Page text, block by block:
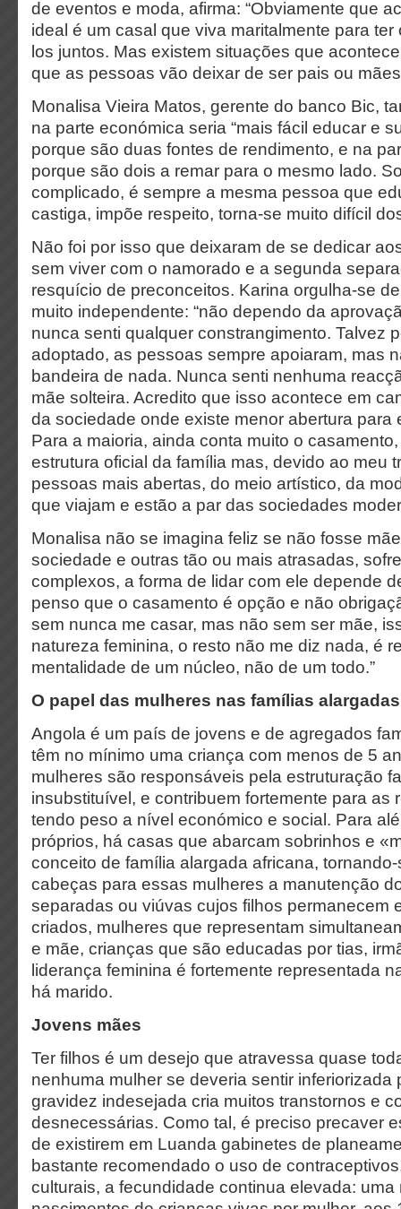
de eventos e moda, afirma: “Obviamente que
ideal é um casal que viva maritalmente para ter
los juntos. Mas existem situações que
que as pessoas vão deixar de ser pais ou
Monalisa Vieira Matos, gerente do banco Bic,
na parte económica seria “mais fácil educar e
porque são duas fontes de rendimento, e na
porque são dois a remar para o mesmo lado.
complicado, é sempre a mesma pessoa que
castiga, impõe respeito, torna-se muito difícil
Não foi por isso que deixaram de se dedicar
sem viver com o namorado e a segunda
resquício de preconceitos. Karina orgulha-se
muito independente: “não dependo da
nunca senti qualquer constrangimento. Talvez
adoptado, as pessoas sempre apoiaram, mas
bandeira de nada. Nunca senti nenhuma
mãe solteira. Acredito que isso acontece em
da sociedade onde existe menor abertura para
Para a maioria, ainda conta muito o
estrutura oficial da família mas, devido ao meu
pessoas mais abertas, do meio artístico, da
que viajam e estão a par das sociedades
Monalisa não se imagina feliz se não fosse
sociedade e outras tão ou mais atrasadas,
complexos, a forma de lidar com ele depende
penso que o casamento é opção e não
sem nunca me casar, mas não sem ser mãe,
natureza feminina, o resto não me diz nada, é
mentalidade de um núcleo, não de um todo.”
O papel das mulheres nas famílias alargadas
Angola é um país de jovens e de agregados
têm no mínimo uma criança com menos de 5
mulheres são responsáveis pela estruturação
insubstituível, e contribuem fortemente para as
tendo peso a nível económico e social. Para
próprios, há casas que abarcam sobrinhos e
conceito de família alargada africana,
cabeças para essas mulheres a manutenção
separadas ou viúvas cujos filhos permanecem
criados, mulheres que representam
e mãe, crianças que são educadas por tias,
liderança feminina é fortemente representada
há marido.
Jovens mães
Ter filhos é um desejo que atravessa quase
nenhuma mulher se deveria sentir inferiorizada
gravidez indesejada cria muitos transtornos e
desnecessárias. Como tal, é preciso precaver
de existirem em Luanda gabinetes de
bastante recomendado o uso de
culturais, a fecundidade continua elevada: uma